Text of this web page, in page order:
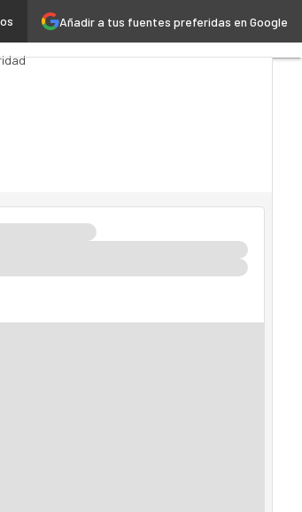
Añadir a tus fuentes preferidas en Google